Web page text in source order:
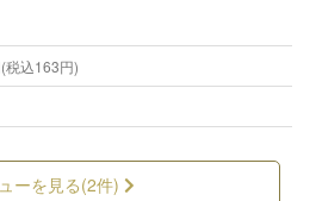
税込163円)
ーを見る(2件)